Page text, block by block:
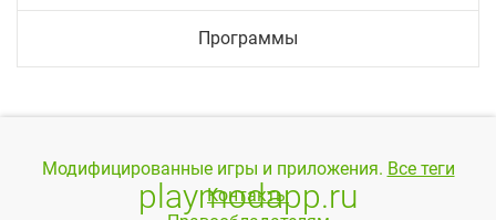
Программы
playmodapp.ru
Модифицированные игры и приложения. Все теги
Контакты